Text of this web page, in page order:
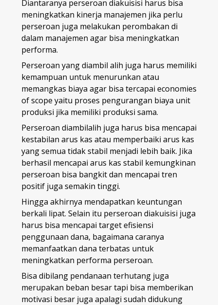
Diantaranya perseroan diakuisisi harus bisa
meningkatkan kinerja manajemen jika perlu
perseroan juga melakukan perombakan di
dalam manajemen agar bisa meningkatkan
performa.
Perseroan yang diambil alih juga harus memiliki
kemampuan untuk menurunkan atau
memangkas biaya agar bisa tercapai economies
of scope yaitu proses pengurangan biaya unit
produksi jika memiliki produksi sama.
Perseroan diambilalih juga harus bisa mencapai
kestabilan arus kas atau memperbaiki arus kas
yang semua tidak stabil menjadi lebih baik. Jika
berhasil mencapai arus kas stabil kemungkinan
perseroan bisa bangkit dan mencapai tren
positif juga semakin tinggi.
Hingga akhirnya mendapatkan keuntungan
berkali lipat. Selain itu perseroan diakuisisi juga
harus bisa mencapai target efisiensi
penggunaan dana, bagaimana caranya
memanfaatkan dana terbatas untuk
meningkatkan performa perseroan.
Bisa dibilang pendanaan terhutang juga
merupakan beban besar tapi bisa memberikan
motivasi besar juga apalagi sudah didukung